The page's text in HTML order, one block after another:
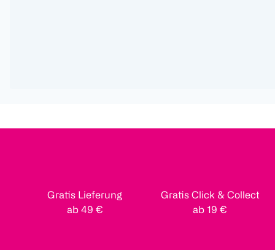
Gratis Lieferung
ab 49 €
Gratis Click & Collect
ab 19 €